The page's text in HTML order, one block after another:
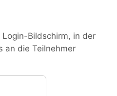
Bildschirm, in der
an die Teilnehmer